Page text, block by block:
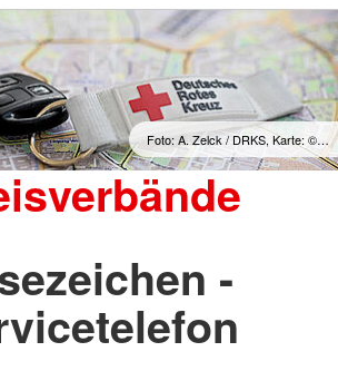
Foto: A. Zelck / DRKS, Karte: ©…
-